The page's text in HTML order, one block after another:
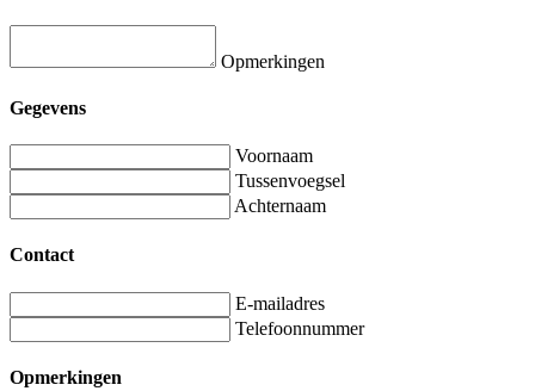
Opmerkingen
Gegevens
Voornaam
Tussenvoegsel
Achternaam
Contact
E-mailadres
Telefoonnummer
Opmerkingen